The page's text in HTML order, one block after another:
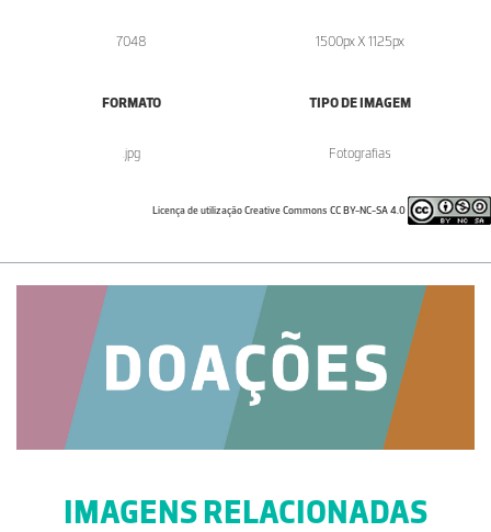
7048 1500px X 1125px
FORMATO
.jpg
TIPO DE IMAGEM
Fotografias
Licença de utilização Creative Commons CC BY-NC-SA 4.0
IMAGENS RELACIONADAS